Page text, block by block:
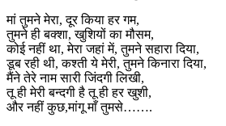
मां तुमने मेरा, दूर किया हर गम,
तुमने ही बक्शा, खुशियों का मौसम,
कोई नहीं था, मेरा जहां में, तुमने सहारा दिया,
डूब रही थी, कश्ती ये मेरी, तुमने किनारा दिया,
मैंने तेरे नाम सारी जिंदगी लिखी,
तू ही मेरी बन्दगी है तू ही हर खुशी,
और नहीं कुछ,मांगू माँ तुमसे…….